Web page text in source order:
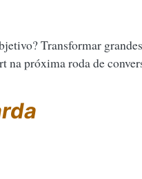
Transformar
na próxima roda de